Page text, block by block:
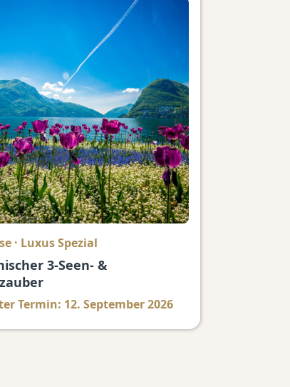
· Luxus Spezial
3-Seen- &
Termin: 12. September 2026